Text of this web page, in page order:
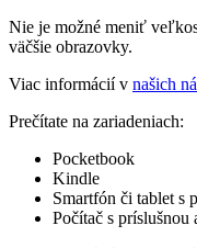
Nie je možné meniť
väčšie obrazovky.
Viac informácií v našich
Prečítate na zariadeniach:
Pocketbook
Kindle
Smartfón či tablet s
Počítač s príslušnou